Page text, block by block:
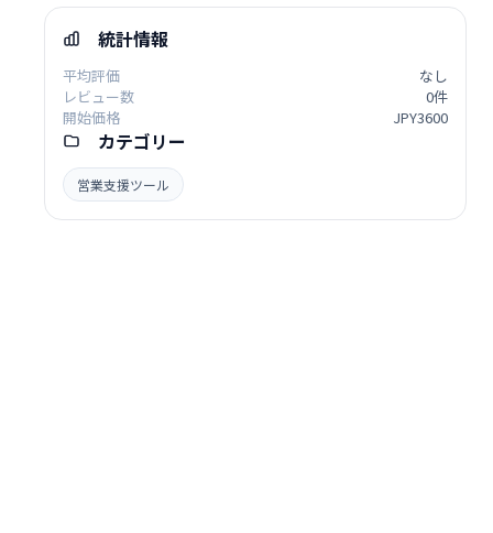
統計情報
平均評価
なし
レビュー数
0件
開始価格
JPY3600
カテゴリー
営業支援ツール